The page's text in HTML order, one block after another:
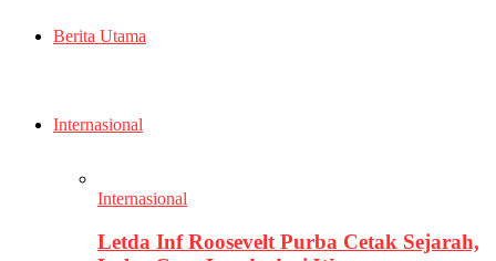
Berita Utama
Internasional
Internasional
Letda Inf Roosevelt Purba Cetak Sejarah,